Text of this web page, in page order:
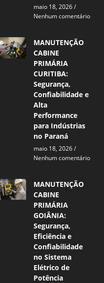
maio 18, 2026
Nenhum comentário
MANUTENÇÃO
CABINE
PRIMÁRIA
CURITIBA:
Segurança,
Confiabilidade e
Alta
Performance
para Indústrias
no Paraná
maio 18, 2026
Nenhum comentário
MANUTENÇÃO
CABINE
PRIMÁRIA
GOIÂNIA:
Segurança,
Eficiência e
Confiabilidade
no Sistema
Elétrico de
Potência